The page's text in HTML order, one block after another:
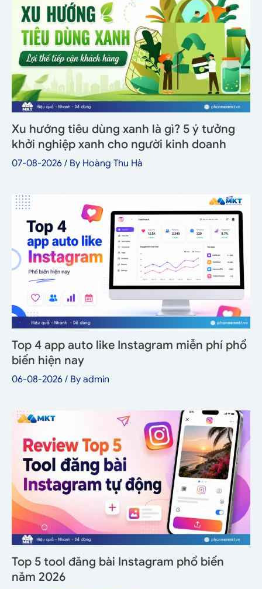
Xu hướng tiêu dùng xanh là gì? 5 ý tưởng
khởi nghiệp xanh cho người kinh doanh
07-08-2026 / By Hoàng Thu Hà
Top 4 app auto like Instagram miễn phí phổ
biến hiện nay
06-08-2026 / By admin
Top 5 tool đăng bài Instagram phổ biến
năm 2026